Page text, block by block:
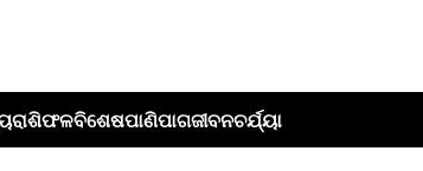
ରାଶିଫଳବିଶେଷପାଣିପାଗଜୀବନଚର୍ଯ୍ୟା